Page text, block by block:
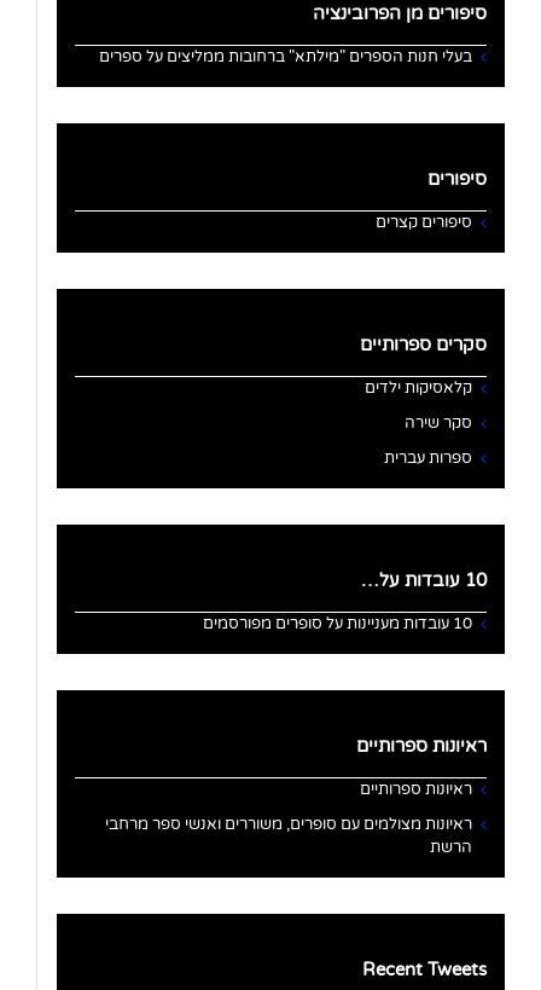
סיפורים מן הפרובינציה
בעלי חנות הספרים "מילתא" ברחובות ממליצים על ספרים
סיפורים
סיפורים קצרים
סקרים ספרותיים
קלאסיקות ילדים
סקר שירה
ספרות עברית
10 עובדות על…
10 עובדות מעניינות על סופרים מפורסמים
ראיונות ספרותיים
ראיונות ספרותיים
ראיונות מצולמים עם סופרים, משוררים ואנשי ספר מרחבי
הרשת
Recent Tweets